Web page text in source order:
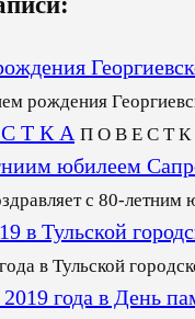
рождения
Т К А П О В Е С Т К
юбилеем
с 80-
в Тульской
в Тульской
года в День